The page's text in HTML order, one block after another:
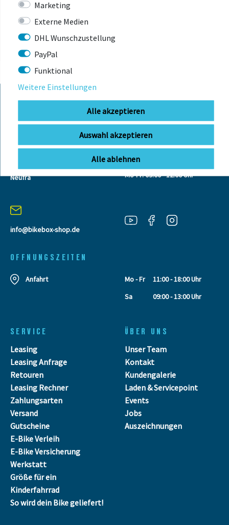
KONTAKT
Stuttgarter Str. 72 78628 Rottweil-
Neufra
info@bikebox-shop.de
Telefonzeiten:
Mo-Fr: 09:00 - 12:00 Uhr
OFFNUNGSZEITEN
Anfahrt Mo - Fr
11:00 - 18:00 Uhr
Sa
09:00 - 13:00 Uhr
SERVICE
Leasing
Leasing Anfrage
Retouren
Leasing Rechner
Zahlungsarten
Versand
Gutscheine
E-Bike Verleih
E-Bike Versicherung
Werkstatt
Größe für ein
Kinderfahrrad
So wird dein Bike geliefert!
ÜBER UNS
Unser Team
Kontakt
Kundengalerie
Laden & Servicepoint
Events
Jobs
Auszeichnungen
Marketing
Externe Medien
DHL Wunschzustellung
PayPal
Funktional
Weitere Einstellungen
Alle akzeptieren
Auswahl akzeptieren
Alle ablehnen